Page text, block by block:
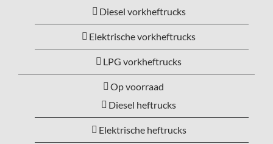
Diesel vorkheftrucks
Elektrische vorkheftrucks
LPG vorkheftrucks
Op voorraad
Diesel heftrucks
Elektrische heftrucks